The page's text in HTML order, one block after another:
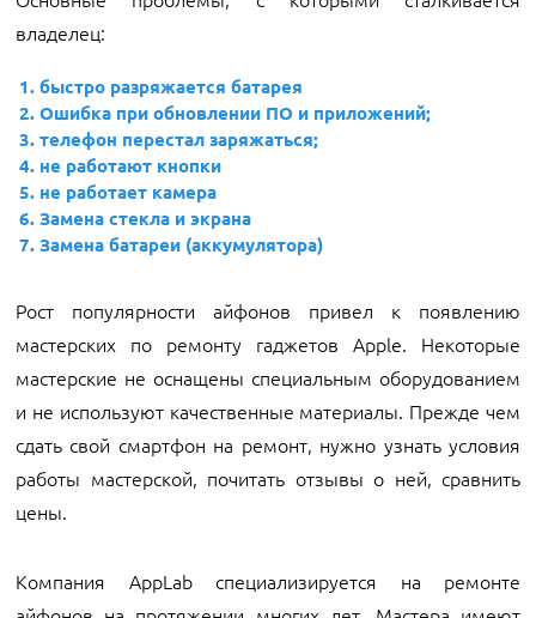
владелец:
быстро разряжается батарея
Ошибка при обновлении ПО и приложений;
телефон перестал заряжаться;
не работают кнопки
не работает камера
Замена стекла и экрана
Замена батареи (аккумулятора)
Рост популярности айфонов привел к появлению
мастерских по ремонту гаджетов Apple. Некоторые
мастерские не оснащены специальным оборудованием
и не используют качественные материалы. Прежде чем
сдать свой смартфон на ремонт, нужно узнать условия
работы мастерской, почитать отзывы о ней, сравнить
цены.
Компания AppLab специализируется на ремонте